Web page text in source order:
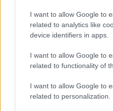
I want to allow Google to
related to analytics like
device identifiers in apps.
I want to allow Google to
related to functionality of
I want to allow Google to
related to personalization.
évada annyira
egy éjszaka alatt nézte meg.
gondolkozott, ő mit csinálna
helyében, és azt a
játékot csak azok nyerhetik
egyensúlyt.